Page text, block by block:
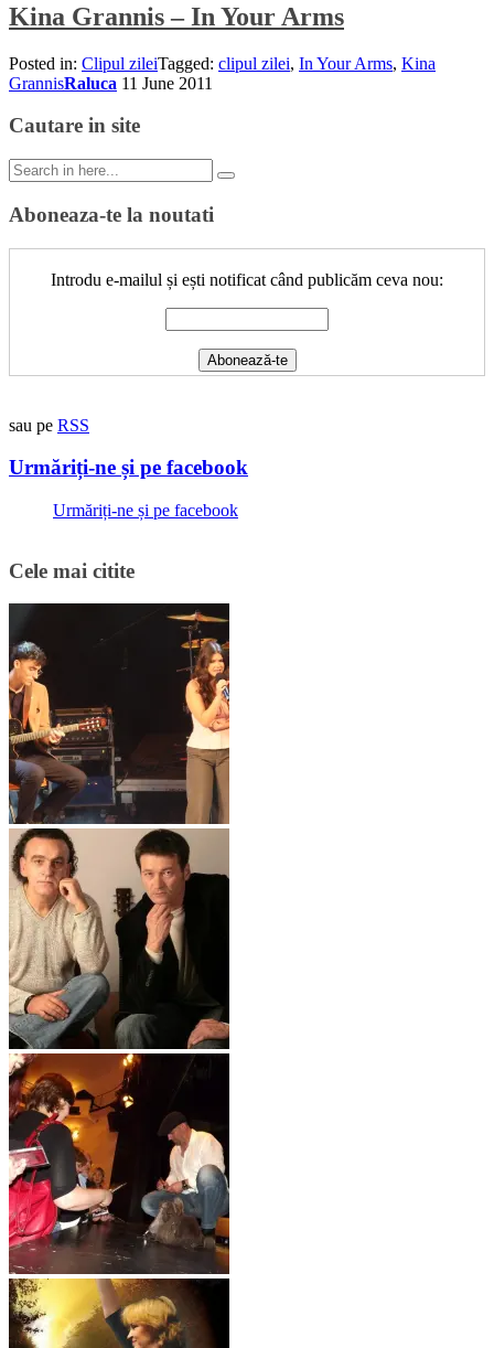
Kina Grannis – In Your Arms
Posted in: Clipul zileiTagged: clipul zilei, In Your Arms, Kina
GrannisRaluca 11 June 2011
Cautare in site
Search
for:
Aboneaza-te la noutati
Introdu e-mailul și ești notificat când publicăm ceva nou:
sau pe RSS
Urmăriți-ne și pe facebook
Urmăriți-ne și pe facebook
Cele mai citite